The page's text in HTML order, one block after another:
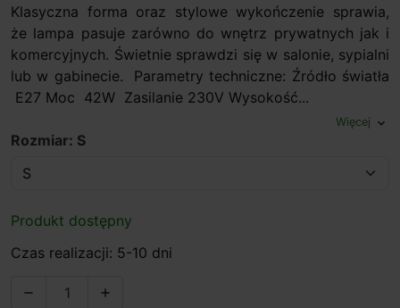
Klasyczna forma oraz stylowe wykończenie sprawia,
że lampa pasuje zarówno do wnętrz prywatnych jak i
komercyjnych. Świetnie sprawdzi się w salonie, sypialni
lub w gabinecie. Parametry techniczne: Źródło światła
E27 Moc 42W Zasilanie 230V Wysokość...
Więcej expand_more
Rozmiar: S
Produkt dostępny
Czas realizacji: 5-10 dni
 